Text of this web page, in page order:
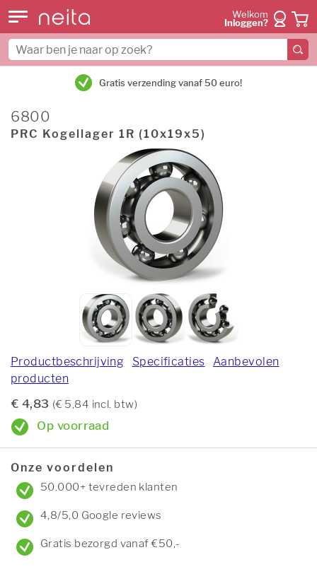
Welkom
Inloggen?
Gratis verzending vanaf 50 euro!
6800
PRC Kogellager 1R (10x19x5)
Productbeschrijving Specificaties
Aanbevolen
producten
€ 4,83 (€ 5,84 incl. btw)
Op voorraad
Onze voordelen
50.000+ tevreden klanten
4,8/5,0 Google reviews
Gratis bezorgd vanaf €50,-